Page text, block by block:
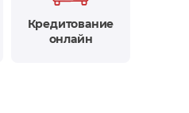
Кредитование
онлайн